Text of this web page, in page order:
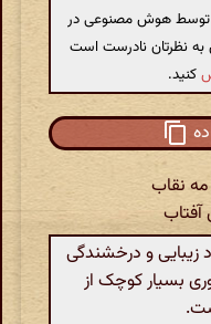
توسط هوش مصنوعی در
به نظرتان نادرست است
کنید.
مه نقاب
آفتاب
و درخشندگی
بسیار کوچک از